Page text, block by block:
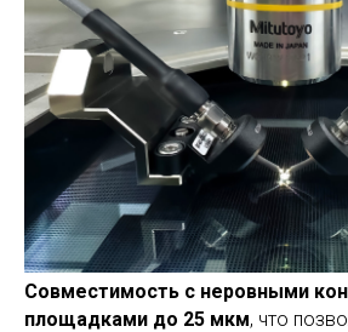
Совместимость с неровными
площадками до 25 мкм, что